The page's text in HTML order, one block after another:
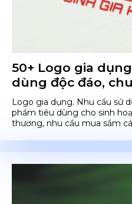
50+ Logo gia
dùng độc đáo,
Logo gia dụng. Nhu cầu sử
phẩm tiêu dùng cho sinh
thương, nhu cầu mua sắm